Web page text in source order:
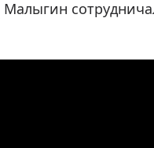
Малыгин